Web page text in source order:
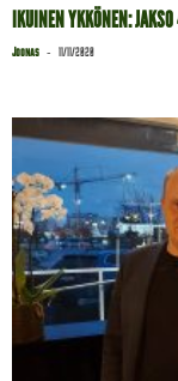
IKUINEN YKKÖNEN:
Joonas - 11/11/2020